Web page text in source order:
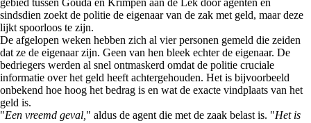
gebied tussen Gouda en Krimpen aan de Lek door agenten en
sindsdien zoekt de politie de eigenaar van de zak met geld, maar deze
lijkt spoorloos te zijn.
De afgelopen weken hebben zich al vier personen gemeld die zeiden
dat ze de eigenaar zijn. Geen van hen bleek echter de eigenaar. De
bedriegers werden al snel ontmaskerd omdat de politie cruciale
informatie over het geld heeft achtergehouden. Het is bijvoorbeeld
onbekend hoe hoog het bedrag is en wat de exacte vindplaats van het
geld is.
"Een vreemd geval, " aldus de agent die met de zaak belast is. "Het is